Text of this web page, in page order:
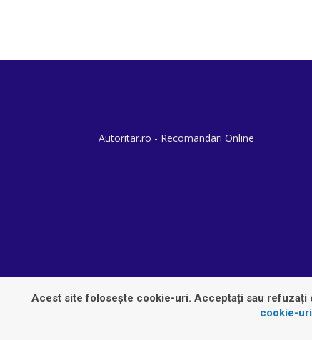
Autoritar.ro - Recomandari Online
Acest site folosește cookie-uri. Acceptați sau
cookie-uri